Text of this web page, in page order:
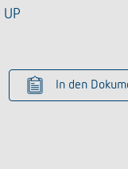
UP
In den